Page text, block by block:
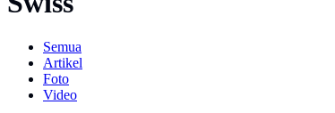
Semua
Artikel
Foto
Video